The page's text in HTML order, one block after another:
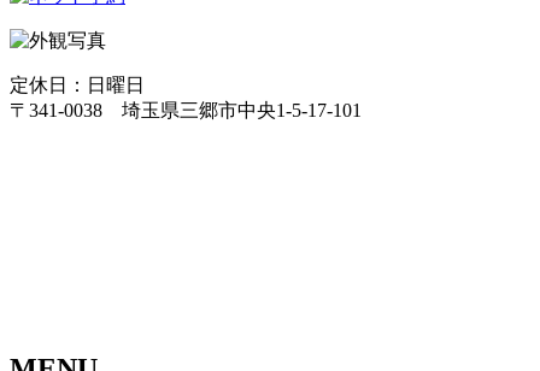
定休日：日曜日
〒341-0038 埼玉県三郷市中央1-5-17-101